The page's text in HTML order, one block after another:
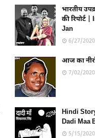
भारतीय
की
Jan
6/27/
आज का
7/02/
Hindi
Dadi Maa
5/15/